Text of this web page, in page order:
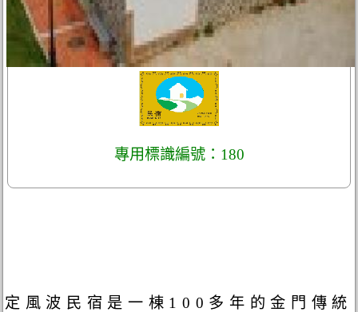
專用標識編號：180
定風波民宿是一棟100多年的金門傳統